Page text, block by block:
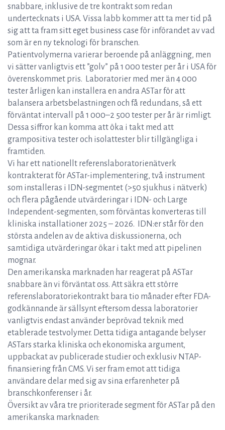
snabbare, inklusive de tre kontrakt som redan
undertecknats i USA. Vissa labb kommer att ta mer tid på
sig att ta fram sitt eget business case för införandet av vad
som är en ny teknologi för branschen.
Patientvolymerna varierar beroende på anläggning, men
vi sätter vanligtvis ett ”golv” på 1 000 tester per år i USA för
överenskommet pris. Laboratorier med mer än 4 000
tester årligen kan installera en andra ASTar för att
balansera arbetsbelastningen och få redundans, så ett
förväntat intervall på 1 000–2 500 tester per år är rimligt.
Dessa siffror kan komma att öka i takt med att
grampositiva tester och isolattester blir tillgängliga i
framtiden.
Vi har ett nationellt referenslaboratorienätverk
kontrakterat för ASTar-implementering, två instrument
som installeras i IDN-segmentet (>50 sjukhus i nätverk)
och flera pågående utvärderingar i IDN- och Large
Independent-segmenten, som förväntas konverteras till
kliniska installationer 2025 – 2026. IDN:er står för den
största andelen av de aktiva diskussionerna, och
samtidiga utvärderingar ökar i takt med att pipelinen
mognar.
Den amerikanska marknaden har reagerat på ASTar
snabbare än vi förväntat oss. Att säkra ett större
referenslaboratoriekontrakt bara tio månader efter FDA-
godkännande är sällsynt eftersom dessa laboratorier
vanligtvis endast använder beprövad teknik med
etablerade testvolymer. Detta tidiga antagande belyser
ASTars starka kliniska och ekonomiska argument,
uppbackat av publicerade studier och exklusiv NTAP-
finansiering från CMS. Vi ser fram emot att tidiga
användare delar med sig av sina erfarenheter på
branschkonferenser i år.
Översikt av våra tre prioriterade segment för ASTar på den
amerikanska marknaden: